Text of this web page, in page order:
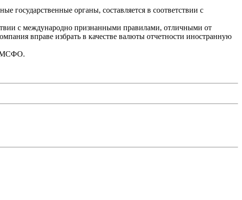
государственные органы, составляется в соответствии с
с международно признанными правилами, отличными от
вправе избрать в качестве валюты отчетности иностранную
МСФО.